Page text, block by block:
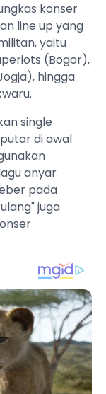
konser
line up yang
yaitu
(Bogor),
hingga
single
di awal
anyar
pada
juga